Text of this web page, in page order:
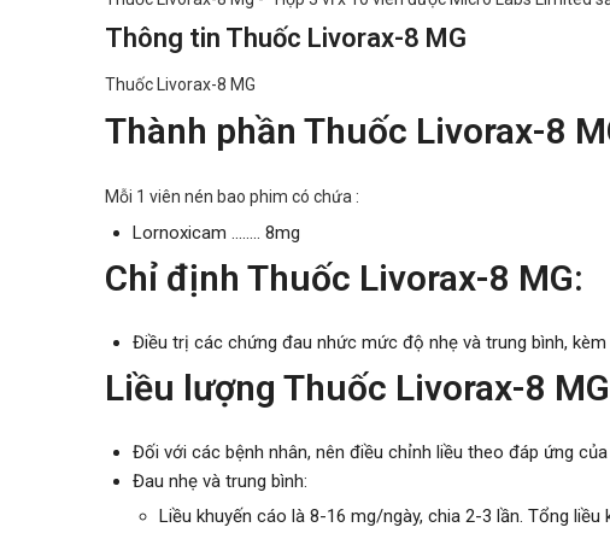
Thông tin Thuốc Livorax-8 MG
Thuốc Livorax-8 MG
Thành phần Thuốc Livorax-8
Mỗi 1 viên nén bao phim có chứa :
Lornoxicam …….. 8mg
Chỉ định Thuốc Livorax-8 MG:
Điều trị các chứng đau nhức mức độ nhẹ và trung bình,
Liều lượng Thuốc Livorax-8
Đối với các bệnh nhân, nên điều chỉnh liều theo đáp ứng
Đau nhẹ và trung bình:
Liều khuyến cáo là 8-16 mg/ngày, chia 2-3 lần. Tổng liều